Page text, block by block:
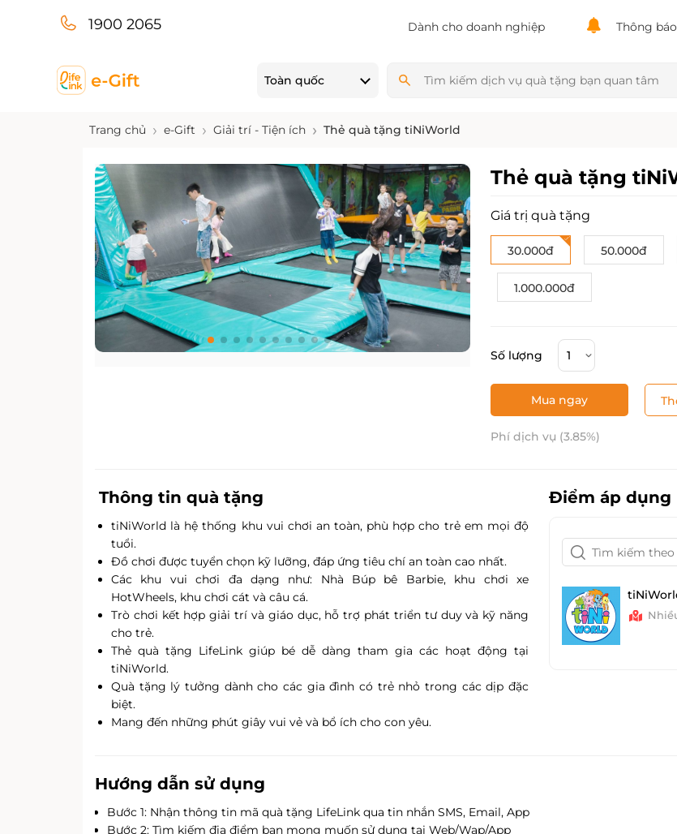
1900 2065 Dành cho doanh nghiệp Thông báo
Toàn quốc
Trang chủ e-Gift Giải trí - Tiện ích Thẻ quà tặng tiNiWorld
Thẻ quà tặng
Giá trị quà tặng
30.000đ 50.000đ
1.000.000đ
Số lượng
Mua ngay
Phí dịch vụ (3.85%)
Thông tin quà tặng
tiNiWorld là hệ thống khu vui chơi an toàn, phù hợp cho trẻ em mọi độ
tuổi.
Đồ chơi được tuyển chọn kỹ lưỡng, đáp ứng tiêu chí an toàn cao nhất.
Các khu vui chơi đa dạng như: Nhà Búp bê Barbie, khu chơi xe
HotWheels, khu chơi cát và câu cá.
Trò chơi kết hợp giải trí và giáo dục, hỗ trợ phát triển tư duy và kỹ năng
cho trẻ.
Thẻ quà tặng LifeLink giúp bé dễ dàng tham gia các hoạt động tại
tiNiWorld.
Quà tặng lý tưởng dành cho các gia đình có trẻ nhỏ trong các dịp đặc
biệt.
Mang đến những phút giây vui vẻ và bổ ích cho con yêu.
Điểm áp dụng
Hướng dẫn sử dụng
Bước 1: Nhận thông tin mã quà tặng LifeLink qua tin nhắn SMS, Email, App
Bước 2: Tìm kiếm địa điểm bạn mong muốn sử dụng tại Web/Wap/App